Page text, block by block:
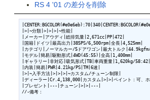
RS 4 '01 の差分を削除
|>|~分類|>|>|>|~性能|
|メーカー|アウディ|総排気量|2,671cc|PP|472|
|国籍|ドイツ|最高出力|385PS/6,500rpm|全長|4,525mm|
|カテゴリ|ノーマルカー/5ドアワゴン|最大トルク
|モデル|簡易|駆動形式|4WD(45:55)|全高|1,400mm|
|ギャラリー|非対応|吸気形式|TB|車両重量|1,620kg/58:42|
|内装|簡易|PWR|4.21kg/PS|TM|6速|
|>|~入手方法|>|>|>|~カスタム/チューン制限|
|ディーラー|Cr.4,138,000|カスタム|>|>|ペイント：可、ホ
|プレゼント|---|チューン|>|>|---|
//-備考：